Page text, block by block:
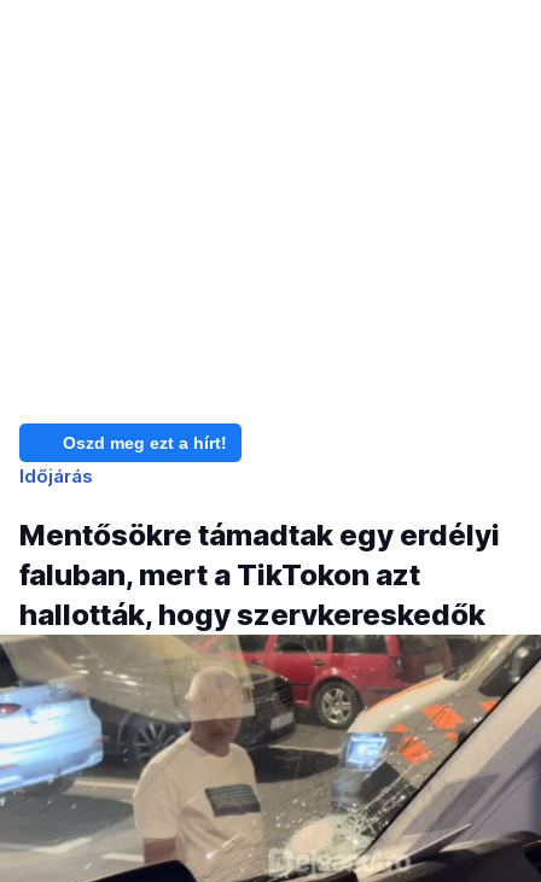
Oszd meg ezt a hírt!
Időjárás
Mentősökre támadtak egy erdélyi
faluban, mert a TikTokon azt
hallották, hogy szervkereskedők